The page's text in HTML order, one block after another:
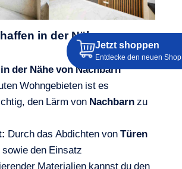
in der Nähe von
der Nähe von Nachbarn
Wohngebieten ist es
den Lärm vonNachbarnzu
Durch das Abdichten vonTüren
den Einsatz
Jetzt shoppen
Entdecke den neuen Shop